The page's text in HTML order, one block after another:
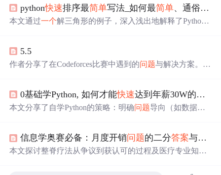
职场人士。
python快速排序最简单写法_如何最简单、通俗地理解python的类？
本文通过一个解三角形的例子，深入浅出地解释了Python
（功能）。通过类，可以更高效、清晰地组织代码，例如
在处理多个函数需要共享相同数据时。文中展示了如何定
5.5
作者分享了在Codeforces比赛中遇到的问题与解决方案。意
作用。
0基础学Python, 如何才能快速达到年薪30W的水平?
本文分享了自学Python的策略：明确问题导向（如数据分
问题为导向，强调耐心与实践。
信息学奥赛必备：月度开销问题的二分答案与贪心策略解析 | OpenJudge NOI 1.11 06 | 洛谷 P2884
本文探讨整脊疗法从争议到获认可的过程及医疗专业知识